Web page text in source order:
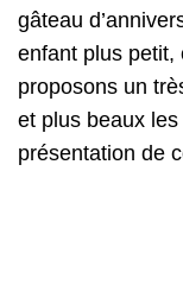
gâteau
enfant plus petit,
proposons un
et plus beaux
présentation de